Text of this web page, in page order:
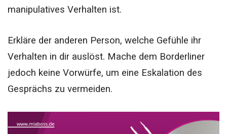
manipulatives Verhalten ist.
Erkläre der anderen Person, welche Gefühle ihr
Verhalten in dir auslöst. Mache dem Borderliner
jedoch keine Vorwürfe, um eine Eskalation des
Gesprächs zu vermeiden.